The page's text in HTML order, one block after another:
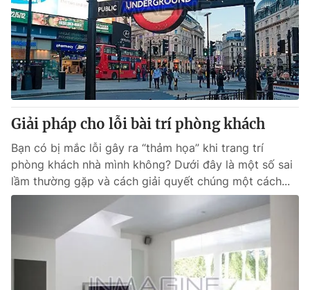
Giải pháp cho lỗi bài trí phòng khách
Bạn có bị mắc lỗi gây ra “thảm họa” khi trang trí
phòng khách nhà mình không? Dưới đây là một số sai
lầm thường gặp và cách giải quyết chúng một cách...